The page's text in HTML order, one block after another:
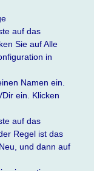
auf das
Sie auf Alle
in
Namen ein.
ein. Klicken
auf das
Regel ist das
und dann auf